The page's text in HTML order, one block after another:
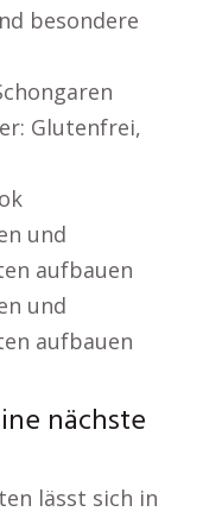
besondere
Glutenfrei,
und
aufbauen
und
aufbauen
nächste
lässt sich in